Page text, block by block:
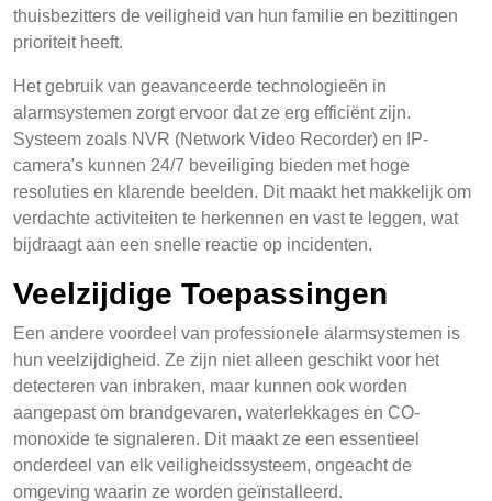
thuisbezitters de veiligheid van hun familie en bezittingen
prioriteit heeft.
Het gebruik van geavanceerde technologieën in
alarmsystemen zorgt ervoor dat ze erg efficiënt zijn.
Systeem zoals NVR (Network Video Recorder) en IP-
camera's kunnen 24/7 beveiliging bieden met hoge
resoluties en klarende beelden. Dit maakt het makkelijk om
verdachte activiteiten te herkennen en vast te leggen, wat
bijdraagt aan een snelle reactie op incidenten.
Veelzijdige Toepassingen
Een andere voordeel van professionele alarmsystemen is
hun veelzijdigheid. Ze zijn niet alleen geschikt voor het
detecteren van inbraken, maar kunnen ook worden
aangepast om brandgevaren, waterlekkages en CO-
monoxide te signaleren. Dit maakt ze een essentieel
onderdeel van elk veiligheidssysteem, ongeacht de
omgeving waarin ze worden geïnstalleerd.